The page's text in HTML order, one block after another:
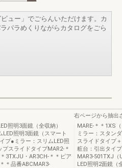
ュー」でごらんいただけます。カ
パラめくりながらカタログをごら
照明3面鏡（全収納）
照明3面鏡（スマート
プ●ミラー：スリムLED照
スライドタイプMAR2-＊
3TXJU・AR3CH-＊＊ピア
＊品番ABCMAR3-
右ページから抽出
MARE-＊＊1XS
ミラー：スタン
スライドタイプ
粧台：引出タイ
MAR3-501TXJ（
LED照明2面鏡